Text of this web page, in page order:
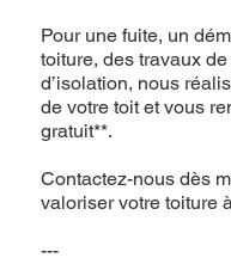
Pour une fuite, un
toiture, des travaux
d’isolation, nous
de votre toit et vous
gratuit**.
Contactez-nous dès
valoriser votre toiture
---